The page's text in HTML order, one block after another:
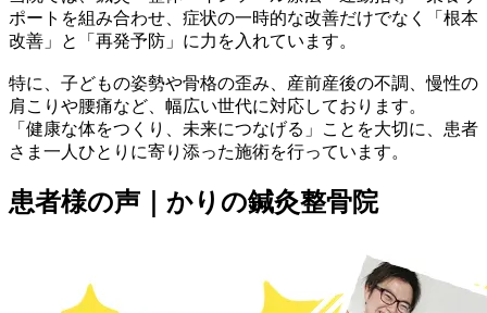
ポートを組み合わせ、症状の一時的な改善だけでなく「根本
改善」と「再発予防」に力を入れています。
特に、子どもの姿勢や骨格の歪み、産前産後の不調、慢性の
肩こりや腰痛など、幅広い世代に対応しております。
「健康な体をつくり、未来につなげる」ことを大切に、患者
さま一人ひとりに寄り添った施術を行っています。
患者様の声｜かりの鍼灸整骨院